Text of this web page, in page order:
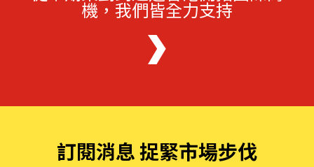
機，我們皆全力支持
訂閱消息 捉緊市場步伐